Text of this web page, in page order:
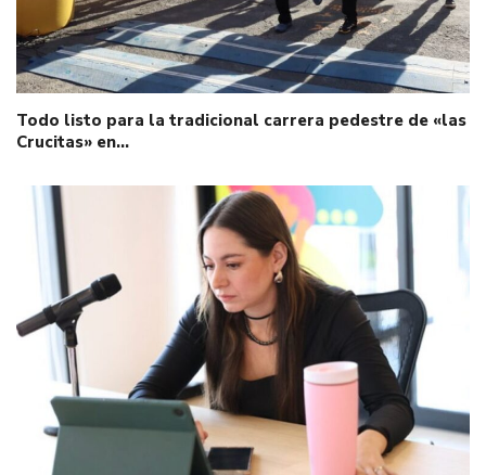
Todo listo para la tradicional carrera pedestre de «las
Crucitas» en…